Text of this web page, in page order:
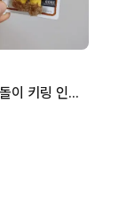
COBE 코베 곰돌이 키링 인형 일본 빈티지